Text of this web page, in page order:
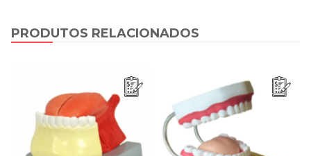
PRODUTOS RELACIONADOS